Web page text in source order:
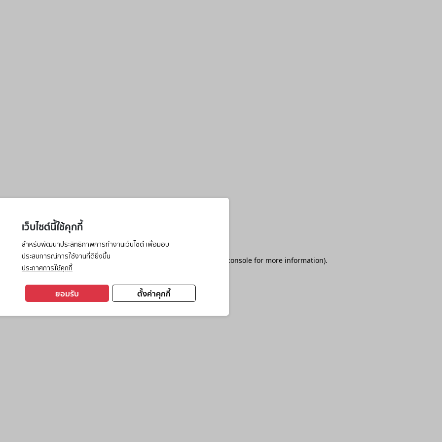
เว็บไซต์นี้ใช้คุกกี้
สำหรับพัฒนาประสิทธิภาพการทำงานเว็บไซต์ เพื่อมอบ
ประสบการณ์การใช้งานที่ดียิ่งขึ้น
ประกาศการใช้คุกกี้
ตั้งค่าคุกกี้
ยอมรับ
has occurred while loading browser console for more information).